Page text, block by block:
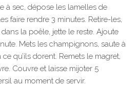
à sec, dépose les lamelles de
faire rendre 3 minutes. Retire-les,
la poêle, jette le reste. Ajoute
Mets les champignons, saute à
qu’ils dorent. Remets le magret,
Couvre et laisse mijoter 5
au moment de servir.